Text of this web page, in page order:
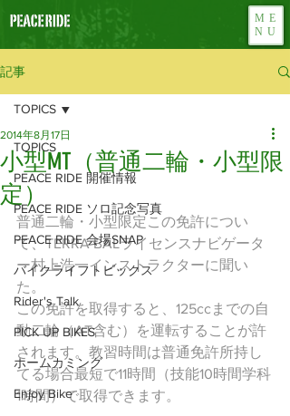
ME
NU
記事
TOPICS
PEACE RIDE 開催情報
PEACE RIDE ソロ記念写真
PEACE RIDE 会場SNAP
バイクライフトピックス
Rider's Talk
PICK UP BIKES
ホームカミング
Enjoy Bike
TOPICS
小型MT（普通二輪・小型限
定）
2014年8月17日
普通二輪・小型限定この免許につい
て、TERRA BALライセンスナビゲータ
ー村上浩一インストラクターに聞い
た。
この免許を取得すると、125ccまでの自
動二輪（AT含む）を運転することが許
されます。教習時間は普通免許所持し
てる場合最短で11時間（技能10時間学科
1時間）で取得できます。